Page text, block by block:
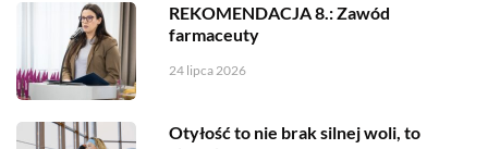
REKOMENDACJA 8.: Zawód
farmaceuty
24 lipca 2026
Otyłość to nie brak silnej woli, to